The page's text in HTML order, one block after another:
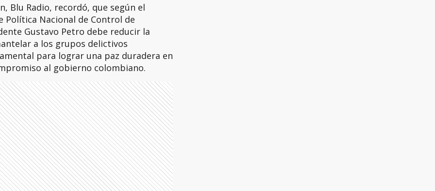
Blu Radio, recordó, que según el
Política Nacional de Control de
Gustavo Petro debe reducir la
a los grupos delictivos
para lograr una paz duradera en
al gobierno colombiano.